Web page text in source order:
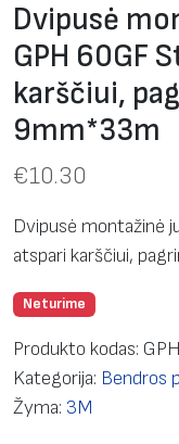
Dvipusė
GPH 60GF
karščiui,
9mm*33m
€10.30
Dvipusė montažinė
atspari karščiui,
Neturime
Produkto kodas:
Kategorija: Bendros
Žyma: 3M